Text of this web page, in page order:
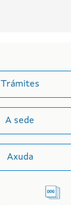
Trámites
A sede
Axuda